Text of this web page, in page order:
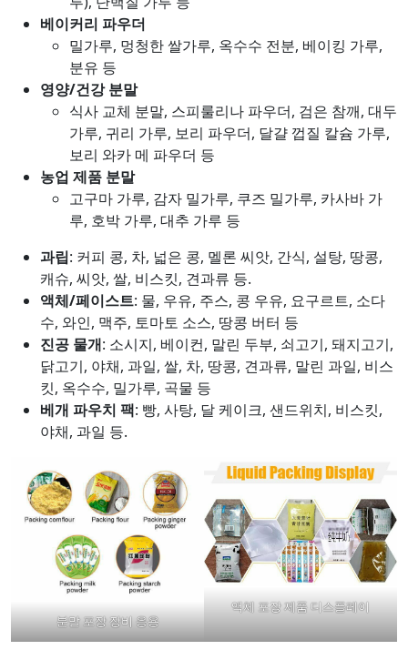
베이커리 파우더
밀가루, 멍청한 쌀가루, 옥수수 전분, 베이킹 가루,
분유 등
영양/건강 분말
식사 교체 분말, 스피룰리나 파우더, 검은 참깨, 대두
가루, 귀리 가루, 보리 파우더, 달걀 껍질 칼슘 가루,
보리 와카 메 파우더 등
농업 제품 분말
고구마 가루, 감자 밀가루, 쿠즈 밀가루, 카사바 가
루, 호박 가루, 대추 가루 등
과립: 커피 콩, 차, 넓은 콩, 멜론 씨앗, 간식, 설탕, 땅콩,
캐슈, 씨앗, 쌀, 비스킷, 견과류 등.
액체/페이스트: 물, 우유, 주스, 콩 우유, 요구르트, 소다
수, 와인, 맥주, 토마토 소스, 땅콩 버터 등
진공 물개: 소시지, 베이컨, 말린 두부, 쇠고기, 돼지고기,
닭고기, 야채, 과일, 쌀, 차, 땅콩, 견과류, 말린 과일, 비스
킷, 옥수수, 밀가루, 곡물 등
베개 파우치 팩: 빵, 사탕, 달 케이크, 샌드위치, 비스킷,
야채, 과일 등.
분말 포장 장비 응용
액체 포장 제품 디스플레이